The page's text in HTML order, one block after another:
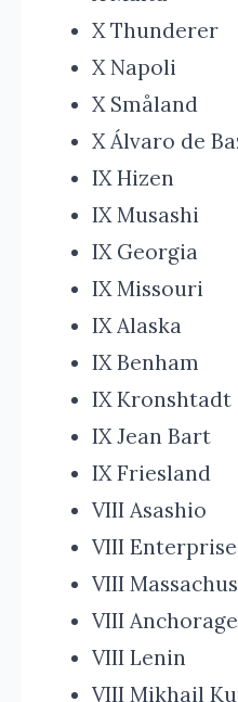
X Thunderer
X Napoli
X Småland
X Álvaro de
IX Hizen
IX Musashi
IX Georgia
IX Missouri
IX Alaska
IX Benham
IX Kronshtadt
IX Jean Bart
IX Friesland
VIII Asashio
VIII Enterprise
VIII
VIII Anchorage
VIII Lenin
VIII Mikhail